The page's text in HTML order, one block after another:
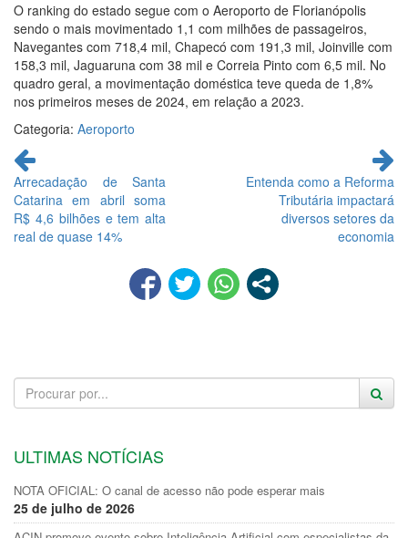
O ranking do estado segue com o Aeroporto de Florianópolis
sendo o mais movimentado 1,1 com milhões de passageiros,
Navegantes com 718,4 mil, Chapecó com 191,3 mil, Joinville com
158,3 mil, Jaguaruna com 38 mil e Correia Pinto com 6,5 mil. No
quadro geral, a movimentação doméstica teve queda de 1,8%
nos primeiros meses de 2024, em relação a 2023.
Categoria: Aeroporto
Continue
lendo
Arrecadação de Santa
Catarina em abril soma
R$ 4,6 bilhões e tem alta
real de quase 14%
Entenda como a Reforma
Tributária impactará
diversos setores da
economia
ULTIMAS NOTÍCIAS
NOTA OFICIAL: O canal de acesso não pode esperar mais
25 de julho de 2026